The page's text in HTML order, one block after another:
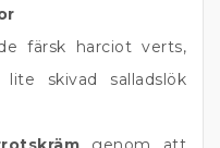
färsk harciot verts,
lite skivad salladslök